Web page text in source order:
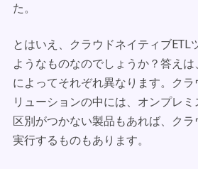
た。
とはいえ、クラウドネイティブETL
ようなものなのでしょうか？答えは
によってそれぞれ異なります。クラ
リューションの中には、オンプレ
区別がつかない製品もあれば、ク
実行するものもあります。